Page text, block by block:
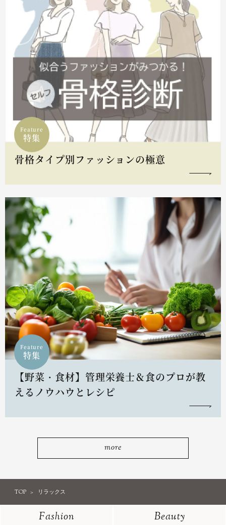
Feature
特集
骨格タイプ別ファッションの極意
Feature
特集
【野菜・食材】管理栄養士＆食のプロが教
えるノウハウとレシピ
more
TOP リラックス
Fashion
Beauty